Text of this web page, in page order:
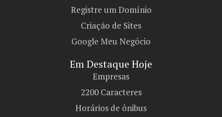
Registre um Domínio
Criação de Sites
Google Meu Negócio
Em Destaque Hoje
Empresas
2200 Caracteres
Horários de ônibus